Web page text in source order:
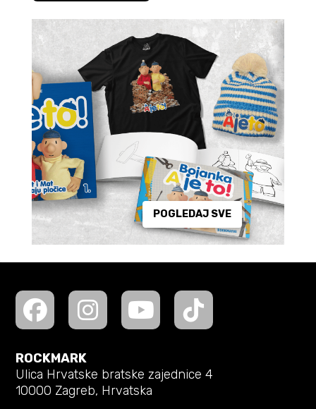
POGLEDAJ SVE
ROCKMARK
Ulica Hrvatske bratske zajednice 4
10000 Zagreb, Hrvatska